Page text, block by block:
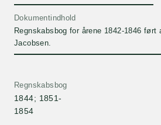
Dokumentindhold
Regnskabsbog for årene 1842-1846 ført
Jacobsen.
Regnskabsbog
1844; 1851-
1854